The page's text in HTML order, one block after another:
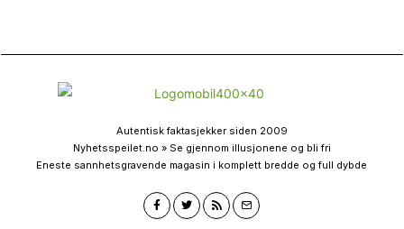
Autentisk faktasjekker siden 2009
Nyhetsspeilet.no » Se gjennom illusjonene og bli fri
Eneste sannhetsgravende magasin i komplett bredde og full dybde